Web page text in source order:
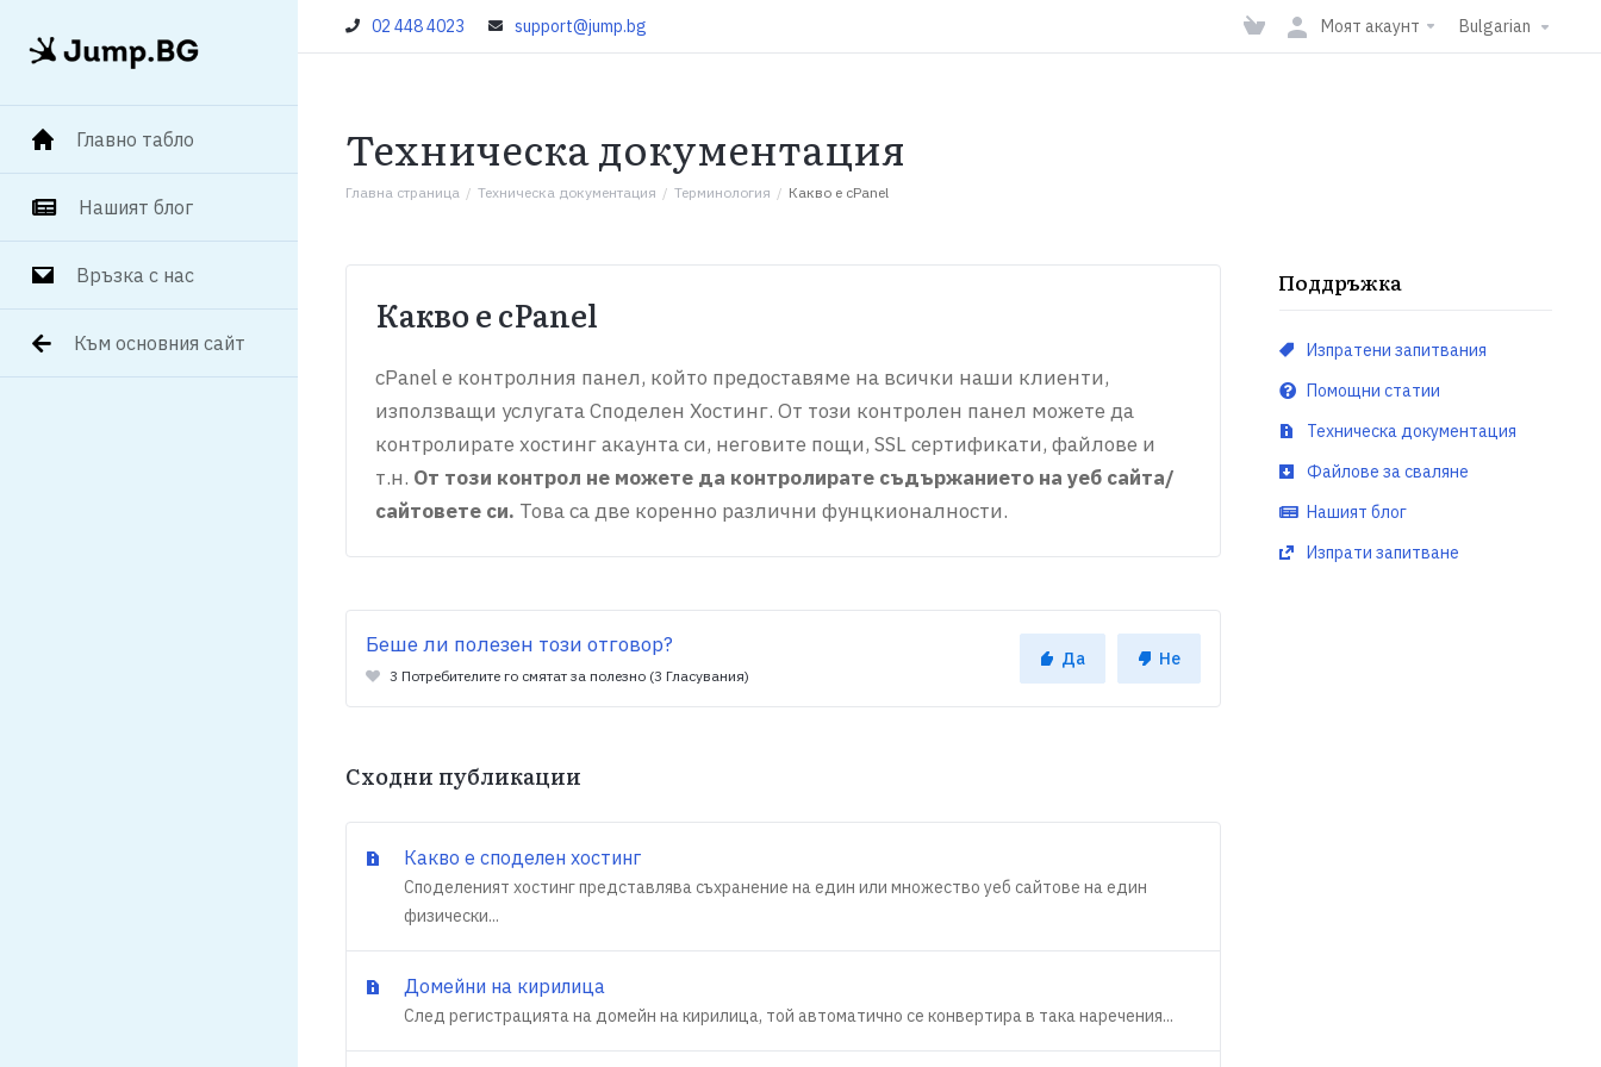
Главно табло
Нашият блог
Връзка с нас
Към основния сайт
02 448 4023 support@jump.bg Моят акаунт Bulgarian
Техническа документация
Главна страница Техническа документация Терминология Какво е cPanel
Какво е cPanel
cPanel е контролния панел, който предоставяме на всички наши клиенти,
използващи услугата Споделен Хостинг. От този контролен панел можете да
контролирате хостинг акаунта си, неговите пощи, SSL сертификати, файлове и
т.н. От този контрол не можете да контролирате съдържанието на уеб сайта/
сайтовете си. Това са две коренно различни фунцкионалности.
Беше ли полезен този отговор?
3 Потребителите го смятат за полезно (3 Гласувания)
Да Не
Сходни публикации
Какво е споделен хостинг
Споделеният хостинг представлява съхранение на един или множество уеб сайтове на един
физически...
Домейни на кирилица
След регистрацията на домейн на кирилица, той автоматично се конвертира в така наречения...
Поддръжка
Изпратени запитвания
Помощни статии
Техническа документация
Файлове за сваляне
Нашият блог
Изпрати запитване